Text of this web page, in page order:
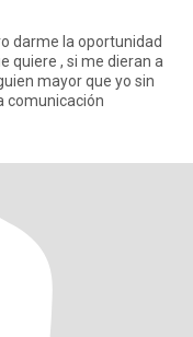
darme la oportunidad
quiere , si me dieran a
mayor que yo sin
comunicación